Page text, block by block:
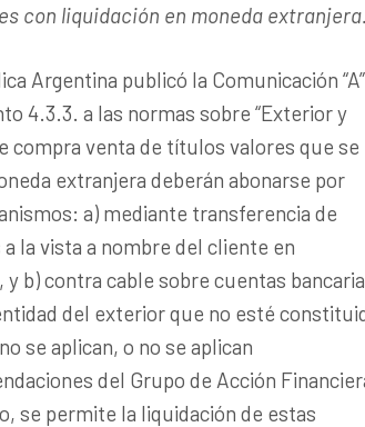
con liquidación en moneda extranjera.
Argentina publicó la Comunicación “A”
4.3.3. a las normas sobre “Exterior y
compra venta de títulos valores que se
extranjera deberán abonarse por
a) mediante transferencia de
la vista a nombre del cliente en
b) contra cable sobre cuentas
del exterior que no esté
se aplican, o no se aplican
del Grupo de Acción
se permite la liquidación de estas